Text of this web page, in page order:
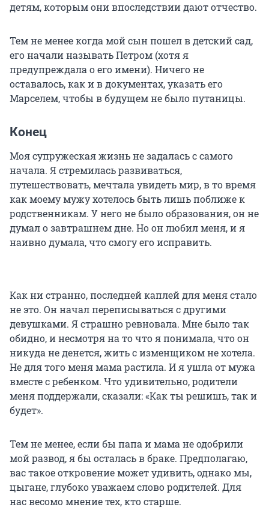
детям, которым они впоследствии дают отчество.
Тем не менее когда мой сын пошел в детский сад,
его начали называть Петром (хотя я
предупреждала о его имени). Ничего не
оставалось, как и в документах, указать его
Марселем, чтобы в будущем не было путаницы.
Конец
Моя супружеская жизнь не задалась с самого
начала. Я стремилась развиваться,
путешествовать, мечтала увидеть мир, в то время
как моему мужу хотелось быть лишь поближе к
родственникам. У него не было образования, он не
думал о завтрашнем дне. Но он любил меня, и я
наивно думала, что смогу его исправить.
Как ни странно, последней каплей для меня стало
не это. Он начал переписываться с другими
девушками. Я страшно ревновала. Мне было так
обидно, и несмотря на то что я понимала, что он
никуда не денется, жить с изменщиком не хотела.
Не для того меня мама растила. И я ушла от мужа
вместе с ребенком. Что удивительно, родители
меня поддержали, сказали: «Как ты решишь, так и
будет».
Тем не менее, если бы папа и мама не одобрили
мой развод, я бы осталась в браке. Предполагаю,
вас такое откровение может удивить, однако мы,
цыгане, глубоко уважаем слово родителей. Для
нас весомо мнение тех, кто старше.